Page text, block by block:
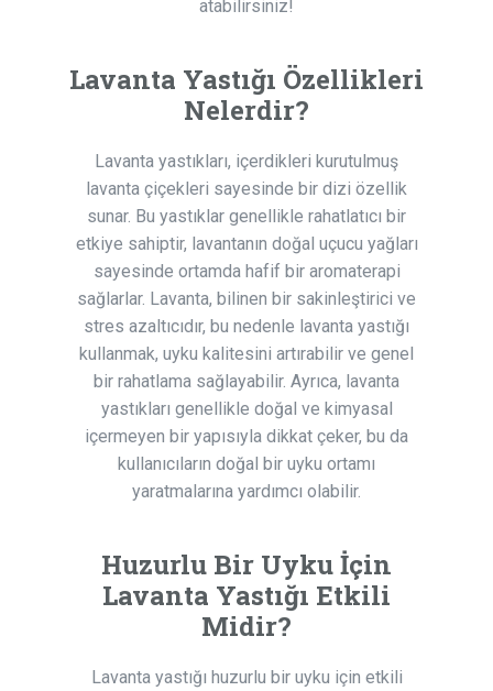
atabilirsiniz!
Lavanta Yastığı Özellikleri
Nelerdir?
Lavanta yastıkları, içerdikleri kurutulmuş
lavanta çiçekleri sayesinde bir dizi özellik
sunar. Bu yastıklar genellikle rahatlatıcı bir
etkiye sahiptir, lavantanın doğal uçucu yağları
sayesinde ortamda hafif bir aromaterapi
sağlarlar. Lavanta, bilinen bir sakinleştirici ve
stres azaltıcıdır, bu nedenle lavanta yastığı
kullanmak, uyku kalitesini artırabilir ve genel
bir rahatlama sağlayabilir. Ayrıca, lavanta
yastıkları genellikle doğal ve kimyasal
içermeyen bir yapısıyla dikkat çeker, bu da
kullanıcıların doğal bir uyku ortamı
yaratmalarına yardımcı olabilir.
Huzurlu Bir Uyku İçin
Lavanta Yastığı Etkili
Midir?
Lavanta yastığı huzurlu bir uyku için etkili